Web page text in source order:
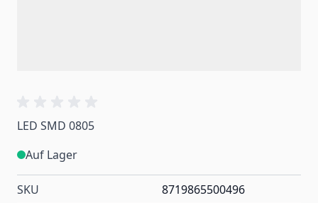
LED SMD 0805
Auf Lager
SKU
8719865500496